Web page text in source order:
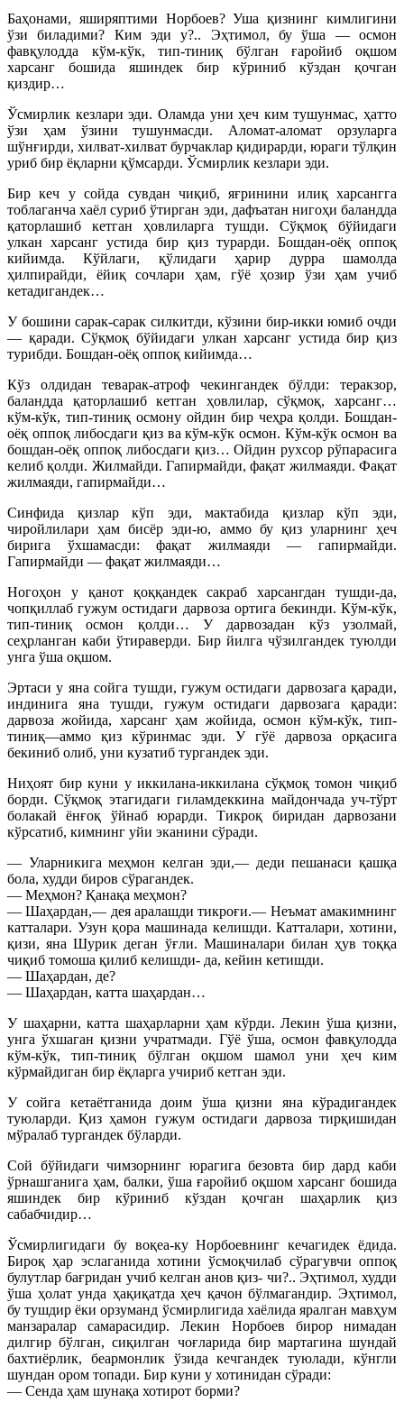
Баҳонами, яширяптими Норбоев? Уша қизнинг кимлигини
ўзи биладими? Ким эди у?.. Эҳтимол, бу ўша — осмон
фавқулодда кўм-кўк, тип-тиниқ бўлган ғаройиб оқшом
харсанг бошида яшиндек бир кўриниб кўздан қочган
қиздир…
Ўсмирлик кезлари эди. Оламда уни ҳеч ким тушунмас, ҳатто
ўзи ҳам ўзини тушунмасди. Аломат-аломат орзуларга
шўнғирди, хилват-хилват бурчаклар қидирарди, юраги тўлқин
уриб бир ёқларни қўмсарди. Ўсмирлик кезлари эди.
Бир кеч у сойда сувдан чиқиб, яғринини илиқ харсангга
тоблаганча хаёл суриб ўтирган эди, дафъатан нигоҳи баландда
қаторлашиб кетган ҳовлиларга тушди. Сўқмоқ бўйидаги
улкан харсанг устида бир қиз турарди. Бошдан-оёқ оппоқ
кийимда. Кўйлаги, қўлидаги ҳарир дурра шамолда
ҳилпирайди, ёйиқ сочлари ҳам, гўё ҳозир ўзи ҳам учиб
кетадигандек…
У бошини сарак-сарак силкитди, кўзини бир-икки юмиб очди
— қаради. Сўқмоқ бўйидаги улкан харсанг устида бир қиз
турибди. Бошдан-оёқ оппоқ кийимда…
Кўз олдидан теварак-атроф чекингандек бўлди: теракзор,
баландда қаторлашиб кетган ҳовлилар, сўқмоқ, харсанг…
кўм-кўк, тип-тиниқ осмону ойдин бир чеҳра қолди. Бошдан-
оёқ оппоқ либосдаги қиз ва кўм-кўк осмон. Кўм-кўк осмон ва
бошдан-оёқ оппоқ либосдаги қиз… Ойдин рухсор рўпарасига
келиб қолди. Жилмайди. Гапирмайди, фақат жилмаяди. Фақат
жилмаяди, гапирмайди…
Синфида қизлар кўп эди, мактабида қизлар кўп эди,
чиройлилари ҳам бисёр эди-ю, аммо бу қиз уларнинг ҳеч
бирига ўхшамасди: фақат жилмаяди — гапирмайди.
Гапирмайди — фақат жилмаяди…
Ногоҳон у қанот қоққандек сакраб харсангдан тушди-да,
чопқиллаб гужум остидаги дарвоза ортига бекинди. Кўм-кўк,
тип-тиниқ осмон қолди… У дарвозадан кўз узолмай,
сеҳрланган каби ўтираверди. Бир йилга чўзилгандек туюлди
унга ўша оқшом.
Эртаси у яна сойга тушди, гужум остидаги дарвозага қаради,
индинига яна тушди, гужум остидаги дарвозага қаради:
дарвоза жойида, харсанг ҳам жойида, осмон кўм-кўк, тип-
тиниқ—аммо қиз кўринмас эди. У гўё дарвоза орқасига
бекиниб олиб, уни кузатиб тургандек эди.
Ниҳоят бир куни у иккилана-иккилана сўқмоқ томон чиқиб
борди. Сўқмоқ этагидаги гиламдеккина майдончада уч-тўрт
болакай ёнғоқ ўйнаб юрарди. Тикроқ биридан дарвозани
кўрсатиб, кимнинг уйи эканини сўради.
— Уларникига меҳмон келган эди,— деди пешанаси қашқа
бола, худди биров сўрагандек.
— Меҳмон? Қанақа меҳмон?
— Шаҳардан,— дея аралашди тикроғи.— Неъмат амакимнинг
катталари. Узун қора машинада келишди. Катталари, хотини,
қизи, яна Шурик деган ўғли. Машиналари билан ҳув тоққа
чиқиб томоша қилиб келишди- да, кейин кетишди.
— Шаҳардан, де?
— Шаҳардан, катта шаҳардан…
У шаҳарни, катта шаҳарларни ҳам кўрди. Лекин ўша қизни,
унга ўхшаган қизни учратмади. Гўё ўша, осмон фавқулодда
кўм-кўк, тип-тиниқ бўлган оқшом шамол уни ҳеч ким
кўрмайдиган бир ёқларга учириб кетган эди.
У сойга кетаётганида доим ўша қизни яна кўрадигандек
туюларди. Қиз ҳамон гужум остидаги дарвоза тирқишидан
мўралаб тургандек бўларди.
Сой бўйидаги чимзорнинг юрагига безовта бир дард каби
ўрнашганига ҳам, балки, ўша ғаройиб оқшом харсанг бошида
яшиндек бир кўриниб кўздан қочган шаҳарлик қиз
сабабчидир…
Ўсмирлигидаги бу воқеа-ку Норбоевнинг кечагидек ёдида.
Бироқ ҳар эслаганида хотини ўсмоқчилаб сўрагувчи оппоқ
булутлар бағридан учиб келган анов қиз- чи?.. Эҳтимол, худди
ўша ҳолат унда ҳақиқатда ҳеч қачон бўлмагандир. Эҳтимол,
бу тушдир ёки орзуманд ўсмирлигида хаёлида яралган мавҳум
манзаралар самарасидир. Лекин Норбоев бирор нимадан
дилгир бўлган, сиқилган чоғларида бир мартагина шундай
бахтиёрлик, беармонлик ўзида кечгандек туюлади, кўнгли
шундан ором топади. Бир куни у хотинидан сўради:
— Сенда ҳам шунақа хотирот борми?